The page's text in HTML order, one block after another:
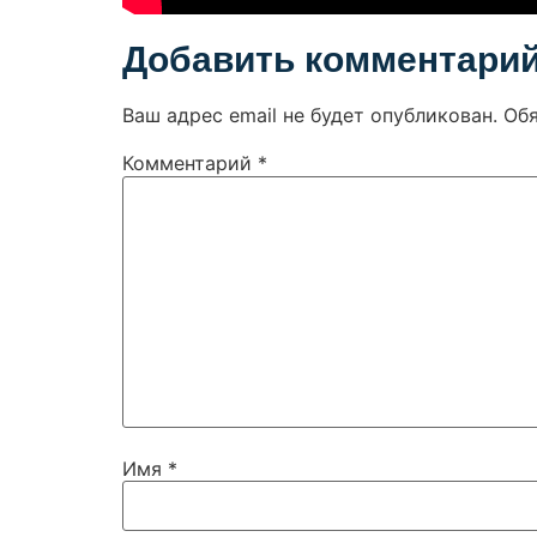
Добавить
Ваш адрес email не будет опубликован.
Комментарий *
Имя *